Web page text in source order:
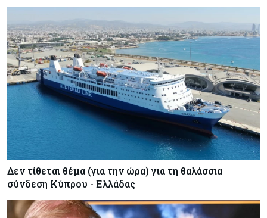
Δεν τίθεται θέμα (για την ώρα) για τη θαλάσσια
σύνδεση Κύπρου - Ελλάδας